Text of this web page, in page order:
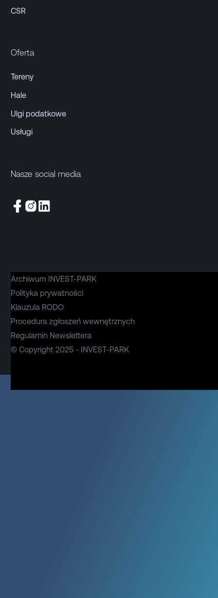
CSR
Oferta
Tereny
Hale
Ulgi podatkowe
Usługi
Nasze social media
© Copyright 2025 - INVEST-PARK
Archiwum INVEST-PARK
Polityka prywatności
Klauzula RODO
Procedura zgłoszeń wewnętrznych
Regulamin Newslettera